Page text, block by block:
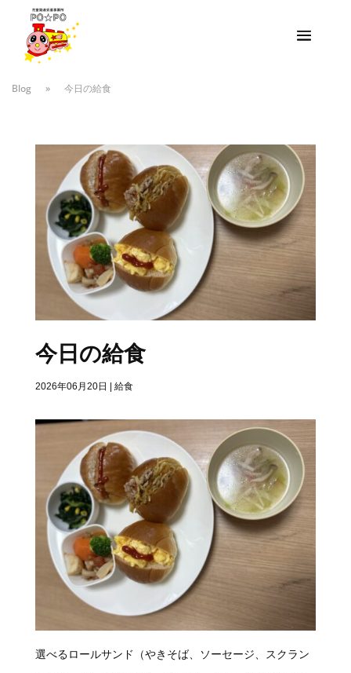
Blog » 今日の給食
今日の給食
2026年06月20日 給食
選べるロールサンド（やきそば、ソーセージ、スクラン